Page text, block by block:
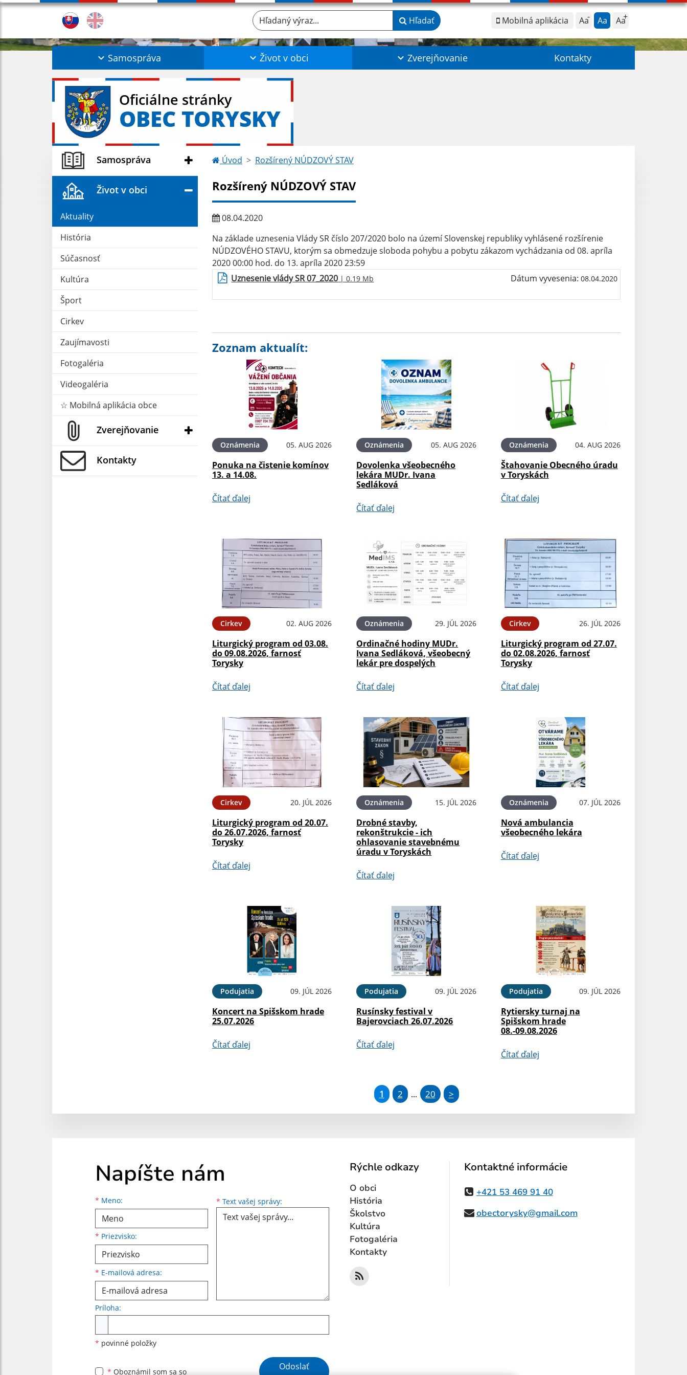
Mobilná aplikácia Aa Aa Aa
Hľadaný výraz... Hľadať
Samospráva Život v obci Zverejňovanie Kontakty
Oficiálne stránky
OBEC TORYSKY
Samospráva
Život v obci
Aktuality
História
Súčasnosť
Kultúra
Šport
Cirkev
Zaujímavosti
Fotogaléria
Videogaléria
☆ Mobilná aplikácia obce
Zverejňovanie
Kontakty
Úvod Rozšírený NÚDZOVÝ STAV
Rozšírený NÚDZOVÝ STAV
08.04.2020
Na základe uznesenia Vlády SR číslo 207/2020 bolo na území Slovenskej republiky vyhlásené rozšírenie
NÚDZOVÉHO STAVU, ktorým sa obmedzuje sloboda pohybu a pobytu zákazom vychádzania od 08. apríla
2020 00:00 hod. do 13. apríla 2020 23:59
Uznesenie vlády SR 07_2020 | 0.19 Mb Dátum vyvesenia: 08.04.2020
Zoznam aktualít:
Oznámenia 05. AUG 2026
Ponuka na čistenie komínov
13. a 14.08.
Čítať ďalej
Oznámenia 05. AUG 2026
Dovolenka všeobecného
lekára MUDr. Ivana
Sedláková
Čítať ďalej
Oznámenia 04. AUG 2026
Štahovanie Obecného úradu
v Toryskách
Čítať ďalej
Cirkev 02. AUG 2026
Liturgický program od 03.08.
do 09.08.2026, farnosť
Torysky
Čítať ďalej
Oznámenia 29. JÚL 2026
Ordinačné hodiny MUDr.
Ivana Sedláková, všeobecný
lekár pre dospelých
Čítať ďalej
Cirkev 26. JÚL 2026
Liturgický program od 27.07.
do 02.08.2026, farnosť
Torysky
Čítať ďalej
Cirkev 20. JÚL 2026
Liturgický program od 20.07.
do 26.07.2026, farnosť
Torysky
Čítať ďalej
Oznámenia 15. JÚL 2026
Drobné stavby,
rekonštrukcie - ich
ohlasovanie stavebnému
úradu v Toryskách
Čítať ďalej
Oznámenia 07. JÚL 2026
Nová ambulancia
všeobecného lekára
Čítať ďalej
Podujatia 09. JÚL 2026
Koncert na Spišskom hrade
25.07.2026
Čítať ďalej
Podujatia 09. JÚL 2026
Rusínsky festival v
Bajerovciach 26.07.2026
Čítať ďalej
Podujatia 09. JÚL 2026
Rytiersky turnaj na
Spišskom hrade
08.-09.08.2026
Čítať ďalej
1 2 ... 20 >
Napíšte nám
* Meno:
Meno
* Priezvisko:
Priezvisko
* E-mailová adresa:
E-mailová adresa * Text vašej správy: Text vašej správy...
Príloha:
* povinné položky
* Oboznámil som sa so
Google reCaptcha Response
Odoslať
Rýchle odkazy
O obci
História
Školstvo
Kultúra
Fotogaléria
Kontakty
Kontaktné informácie
+421 53 469 91 40
obectorysky@gmail.com